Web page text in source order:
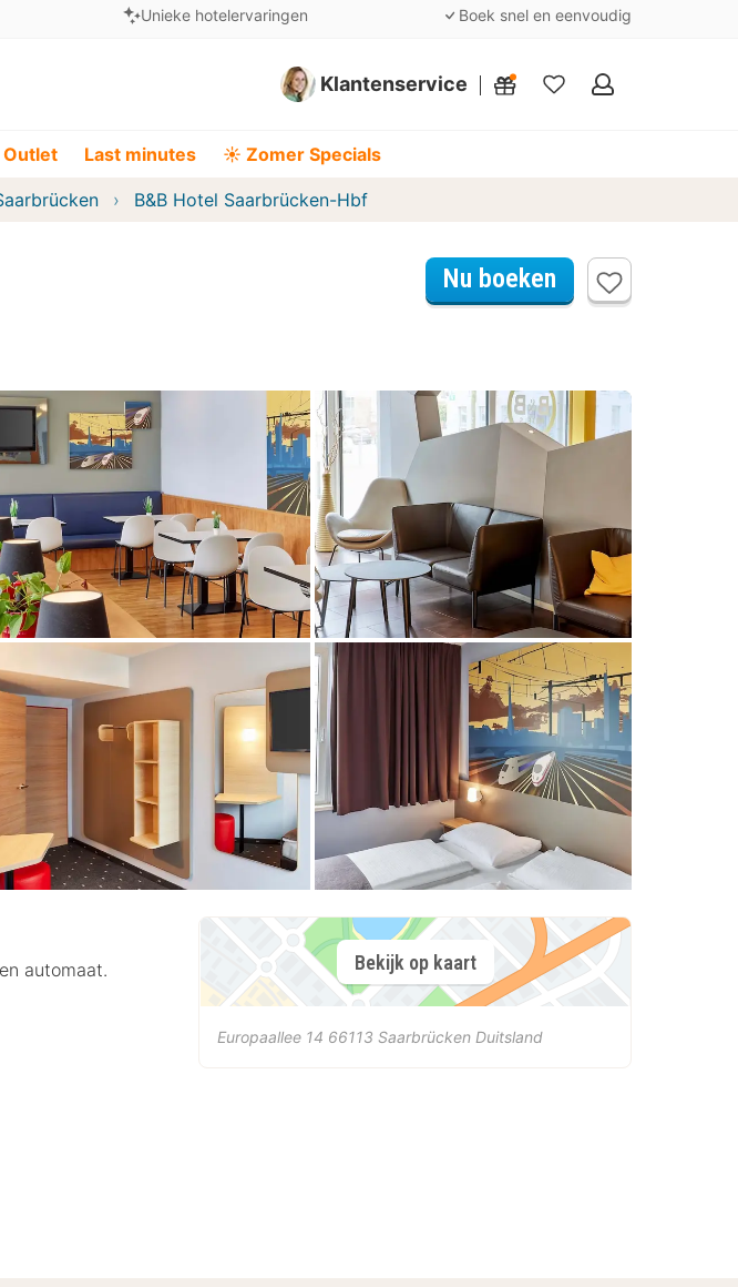
Unieke hotelervaringen Boek snel en eenvoudig
Klantenservice
Mijn
Outlet Last minutes ☀️ Zomer Specials
B&B Hotel Saarbrücken-Hbf
Nu boeken
automaat. Bekijk op kaart
Europaallee 14 66113 Saarbrücken Duitsland